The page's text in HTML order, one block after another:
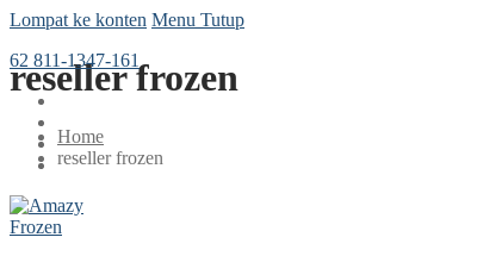
Lompat ke konten Menu Tutup
62 811-1347-161
reseller frozen
Home
reseller frozen